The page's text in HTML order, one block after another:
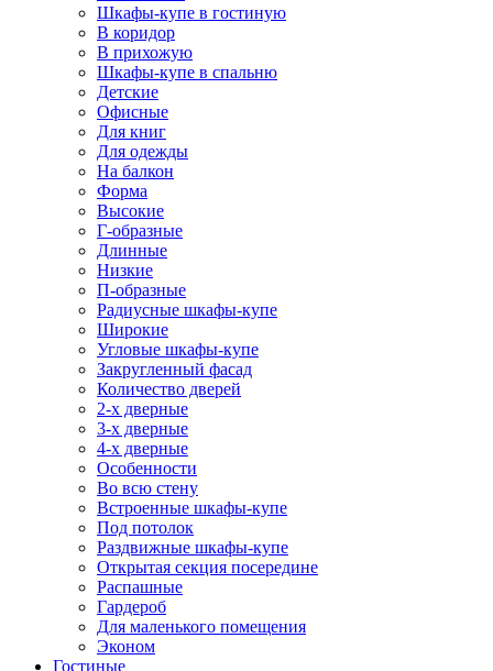
Шкафы-купе в гостиную
В коридор
В прихожую
Шкафы-купе в спальню
Детские
Офисные
Для книг
Для одежды
На балкон
Форма
Высокие
Г-образные
Длинные
Низкие
П-образные
Радиусные шкафы-купе
Широкие
Угловые шкафы-купе
Закругленный фасад
Количество дверей
2-х дверные
3-х дверные
4-х дверные
Особенности
Во всю стену
Встроенные шкафы-купе
Под потолок
Раздвижные шкафы-купе
Открытая секция посередине
Распашные
Гардероб
Для маленького помещения
Эконом
Гостиные